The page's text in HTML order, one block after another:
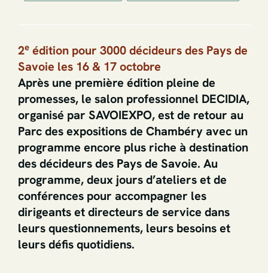
2e édition pour 3000 décideurs des Pays de
Savoie les 16 & 17 octobre
Après une première édition pleine de
promesses, le salon professionnel DECIDIA,
organisé par SAVOIEXPO, est de retour au
Parc des expositions de Chambéry avec un
programme encore plus riche à destination
des décideurs des Pays de Savoie. Au
programme, deux jours d’ateliers et de
conférences pour accompagner les
dirigeants et directeurs de service dans
leurs questionnements, leurs besoins et
leurs défis quotidiens.